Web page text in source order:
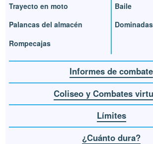
Trayecto en moto
Palancas del almacén
Rompecajas
Baile
Dominadas
Informes de combate
Coliseo y Combates
Límites
¿Cuánto dura?